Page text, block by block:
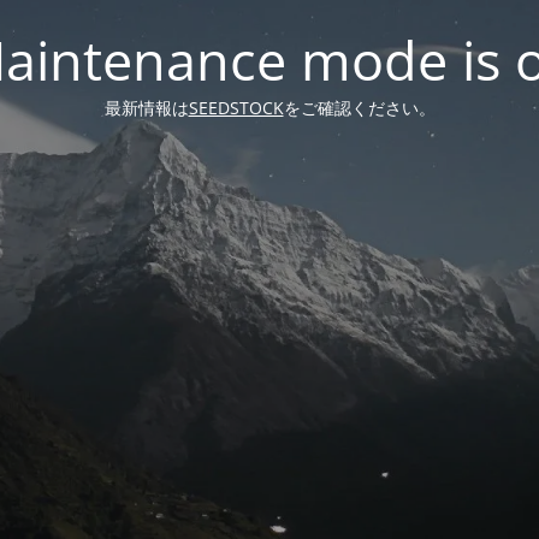
mode is
最新情報はSEEDSTOCKをご確認ください。